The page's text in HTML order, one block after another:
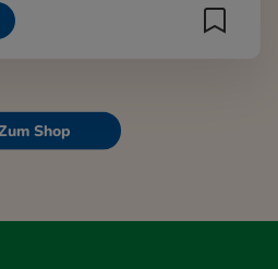
Shop